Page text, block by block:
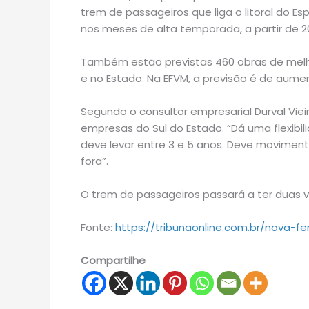
trem de passageiros que liga o litoral do
nos meses de alta temporada, a partir de
Também estão previstas 460 obras de
e no Estado. Na EFVM, a previsão é de
Segundo o consultor empresarial Durval
empresas do Sul do Estado. “Dá uma
deve levar entre 3 e 5 anos. Deve
fora”.
O trem de passageiros passará a ter duas
Fonte: https://tribunaonline.com.br/nova-
Compartilhe